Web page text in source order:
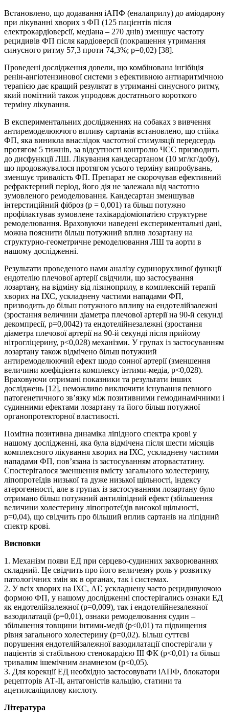
Встановлено, що додавання іАПФ (еналаприлу) до аміодарону
при лікуванні хворих з ФП (125 пацієнтів після
електрокардіоверсії, медіана – 270 днів) зменшує частоту
рецидивів ФП після кардіоверсії (покращення утримання
синусного ритму 57,3 проти 74,3%; р=0,02) [38].
Проведені дослідження довели, що комбінована інгібіція
ренін-ангіотензинової системи з ефективною антиаритмічною
терапією дає кращий результат в утриманні синусного ритму,
який помітний також упродовж достатнього короткого
терміну лікування.
В експериментальних дослідженнях на собаках з вивчення
антиремоделюючого впливу сартанів встановлено, що стійка
ФП, яка виникла внаслідок частотної стимуляції передсердь
протягом 5 тижнів, за відсутності контролю ЧСС призводить
до дисфункції ЛШ. Лікування кандесартаном (10 мг/кг/добу),
що продовжувалося протягом усього терміну випробувань,
зменшує тривалість ФП. Препарат не скорочував ефективний
рефрактерний період, його дія не залежала від частотно
зумовленого ремоделювання. Кандесартан зменшував
інтерстиційний фіброз (р = 0,001) та більш потужно
профілактував зумовлене тахікардіоміопатією структурне
ремоделювання. Враховуючи наведені експериментальні дані,
можна пояснити більш потужний вплив лозартану на
структурно-геометричне ремоделювання ЛШ та аорти в
нашому дослідженні.
Результати проведеного нами аналізу судинорухливої функції
ендотелію плечової артерії свідчили, що застосування
лозартану, на відміну від лізиноприлу, в комплексній терапії
хворих на ІХС, ускладнену частими нападами ФП,
призводить до більш потужного впливу на ендотелійзалежні
(зростання величини діаметра плечової артерії на 90-й секунді
декомпресії, р=0,0042) та ендотелійнезалежні (зростання
діаметра плечової артерії на 90-й секунді після прийому
нітрогліцерину, р<0,028) механізми. У групах із застосуванням
лозартану також відмічено більш потужний
антиремоделюючий ефект щодо сонної артерії (зменшення
величини коефіцієнта комплексу інтими-медіа, р<0,028).
Враховуючи отримані показники та результати інших
досліджень [12], неможливо виключити існування певного
патогенетичного зв’язку між позитивними гемодинамічними і
судинними ефектами лозартану та його більш потужної
органопротекторної властивості.
Помітна позитивна динаміка ліпідного спектра крові у
нашому дослідженні, яка була відмічена після шести місяців
комплексного лікування хворих на ІХС, ускладнену частими
нападами ФП, пов’язана із застосуванням аторвастатину.
Спостерігалося зменшення вмісту загального холестерину,
ліпопротеїдів низької та дуже низької щільності, індексу
атерогенності, але в групах із застосуванням лозартану було
отримано більш потужний антиліпідний ефект (збільшення
величини холестерину ліпопротеїдів високої щільності,
р=0,04), що свідчить про більший вплив сартанів на ліпідний
спектр крові.
Висновки
1. Механізм появи ЕД при серцево-судинних захворюваннях
складний. Це свідчить про його величезну роль у розвитку
патологічних змін як в органах, так і системах.
2. У всіх хворих на ІХС, АГ, ускладнену часто рецидивуючою
формою ФП, у нашому дослідженні спостерігались ознаки ЕД
як ендотелійзалежної (р=0,009), так і ендотелійнезалежної
вазодилатації (р=0,01), ознаки ремоделювання судин –
збільшення товщини інтими-медії (р<0,01) та підвищення
рівня загального холестерину (р=0,02). Більш суттєві
порушення ендотелійзалежної вазодилатації спостерігали у
пацієнтів зі стабільною стенокардією ІІІ ФК (р<0,01) та більш
тривалим ішемічним анамнезом (р<0,05).
3. Для корекції ЕД необхідно застосовувати іАПФ, блокатори
рецепторів АТ-ІІ, антагоністів кальцію, статини та
ацетилсаліцилову кислоту.
Література